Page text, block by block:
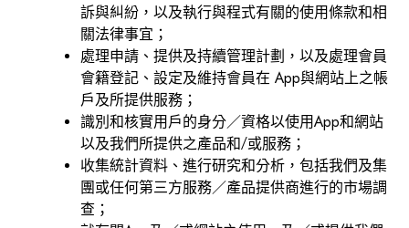
訴與糾紛，以及執行與程式有關的使用條款和相
關法律事宜；
處理申請、提供及持續管理計劃，以及處理會員
會籍登記、設定及維持會員在 App與網站上之帳
戶及所提供服務；
識別和核實用戶的身分／資格以使用App和網站
以及我們所提供之產品和/或服務；
收集統計資料、進行研究和分析，包括我們及集
團或任何第三方服務／產品提供商進行的市場調
查；